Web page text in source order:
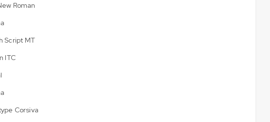
Roman
Script MT
ITC
Corsiva